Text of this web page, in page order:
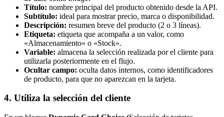
Título: nombre principal del producto obtenido desde la API.
Subtítulo: ideal para mostrar precio, marca o disponibilidad.
Descripción: resumen breve del producto (2 o 3 líneas).
Etiqueta: etiqueta que acompaña a un valor, como
«Almacenamiento» o «Stock».
Variable: almacena la selección realizada por el cliente para
utilizarla posteriormente en el flujo.
Ocultar campo: oculta datos internos, como identificadores
de producto, para que no aparezcan en la tarjeta.
4. Utiliza la selección del cliente